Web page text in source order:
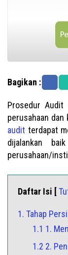
Bagikan :
Prosedur
perusahaan dan
audit terdapat
dijalankan
perusahaan/
Daftar Isi [
1. Tahap
1.1 1.
1.2 2.